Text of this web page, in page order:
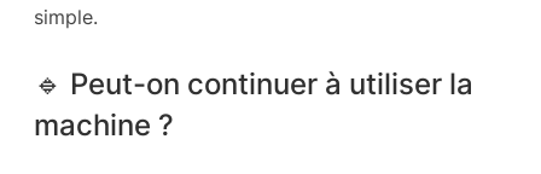
simple.
🔹 Peut-on continuer à utiliser la
machine ?